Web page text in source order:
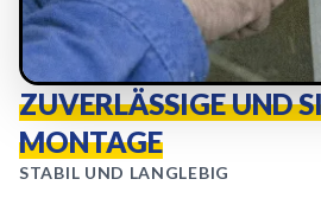
ZUVERLÄSSIGE UND
MONTAGE
STABIL UND LANGLEBIG